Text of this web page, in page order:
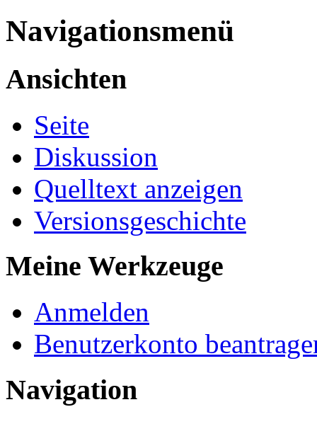
Navigationsmenü
Ansichten
Seite
Diskussion
Quelltext anzeigen
Versionsgeschichte
Meine Werkzeuge
Anmelden
Benutzerkonto
Navigation